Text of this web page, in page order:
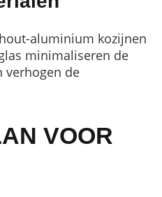
aluminium kozijnen
minimaliseren de
verhogen de
VOOR